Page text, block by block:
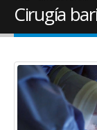
Cirugía